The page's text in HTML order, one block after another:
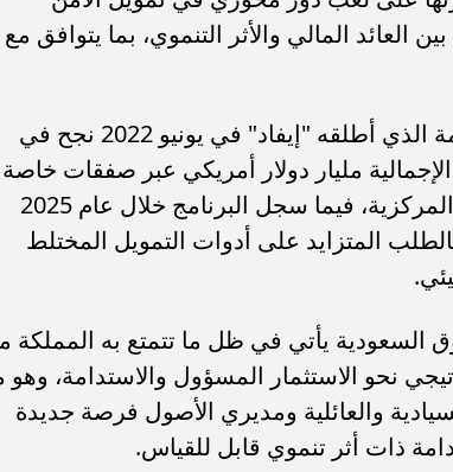
العائد المالي والأثر التنموي، بما يتوافق مع
وأوضح سامر شقير أن برنامج السندات المستدامة الذي أطلقه "إيفاد" في يونيو 2022 نجح في
قيمتها الإجمالية مليار دولار أمريكي عبر صفقات خاصة
موجهة لصناديق التقاعد ومديري الأصول والبنوك المركزية، فيما سجل البرنامج خلال عام 2025
مدفوعاً بالطلب المتزايد على أدوات التمويل المختلط
السعودية يأتي في ظل ما تتمتع به المملكة
نحو الاستثمار المسؤول والاستدامة، وهو
والعائلية ومديري الأصول فرصة جديدة
ذات أثر تنموي قابل للقياس.